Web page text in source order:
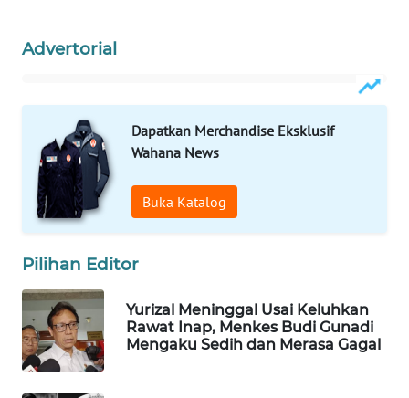
Advertorial
Dapatkan Merchandise Eksklusif
Wahana News
Buka Katalog
Pilihan Editor
Yurizal Meninggal Usai Keluhkan
Rawat Inap, Menkes Budi Gunadi
Mengaku Sedih dan Merasa Gagal
WAHANANEWS
CO ID
WAHANANEWS
NET
WAHANA
SPORT
WAHANA
UMKM